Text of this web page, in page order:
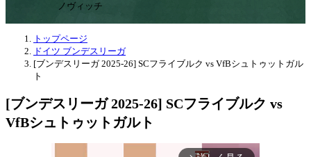
ノヴィッチ
トップページ
ドイツ ブンデスリーガ
[ブンデスリーガ 2025-26] SCフライブルク vs VfBシュトゥットガル
ト
[ブンデスリーガ 2025-26] SCフライブルク vs
VfBシュトゥットガルト